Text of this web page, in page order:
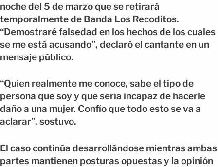
noche del 5 de marzo que se retirará
temporalmente de Banda Los Recoditos.
“Demostraré falsedad en los hechos de los cuales
se me está acusando”, declaró el cantante en un
mensaje público.
“Quien realmente me conoce, sabe el tipo de
persona que soy y que sería incapaz de hacerle
daño a una mujer. Confío que todo esto se va a
aclarar”, sostuvo.
El caso continúa desarrollándose mientras ambas
partes mantienen posturas opuestas y la opinión